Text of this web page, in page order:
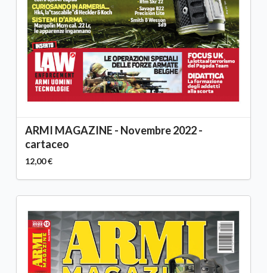
ARMI MAGAZINE - Novembre 2022 -
cartaceo
12,00 €